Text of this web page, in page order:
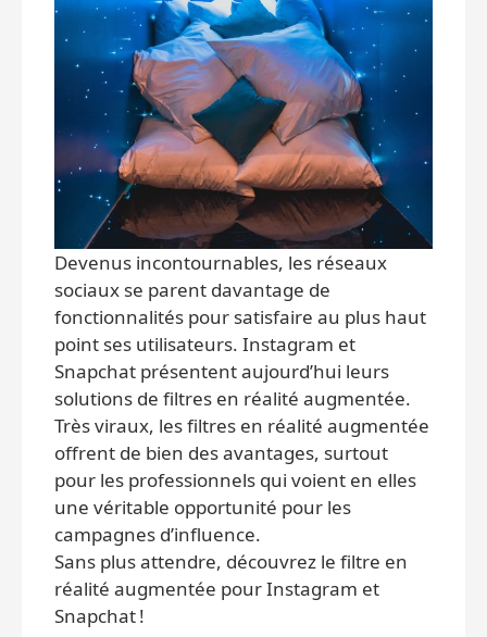
Devenus incontournables, les réseaux
sociaux se parent davantage de
fonctionnalités pour satisfaire au plus haut
point ses utilisateurs. Instagram et
Snapchat présentent aujourd’hui leurs
solutions de filtres en réalité augmentée.
Très viraux, les filtres en réalité augmentée
offrent de bien des avantages, surtout
pour les professionnels qui voient en elles
une véritable opportunité pour les
campagnes d’influence.
Sans plus attendre, découvrez le filtre en
réalité augmentée pour Instagram et
Snapchat !